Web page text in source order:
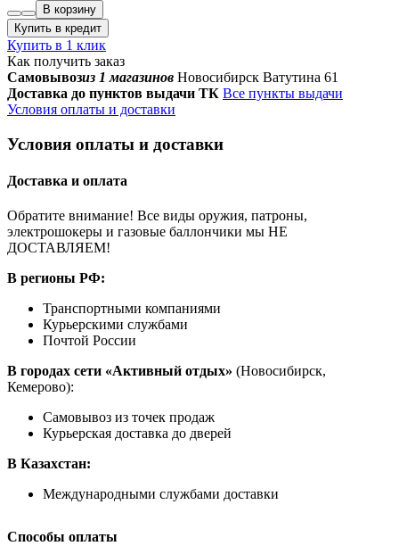
В корзину
Купить в кредит
Купить в 1 клик
Как получить заказ
Самовывозиз 1 магазинов Новосибирск Ватутина 61
Доставка до пунктов выдачи ТК Все пункты выдачи
Условия оплаты и доставки
Условия оплаты и доставки
Доставка и оплата
Обратите внимание! Все виды оружия, патроны,
электрошокеры и газовые баллончики мы НЕ
ДОСТАВЛЯЕМ!
В регионы РФ:
Транспортными компаниями
Курьерскими службами
Почтой России
В городах сети «Активный отдых» (Новосибирск,
Кемерово):
Самовывоз из точек продаж
Курьерская доставка до дверей
В Казахстан:
Международными службами доставки
Способы оплаты